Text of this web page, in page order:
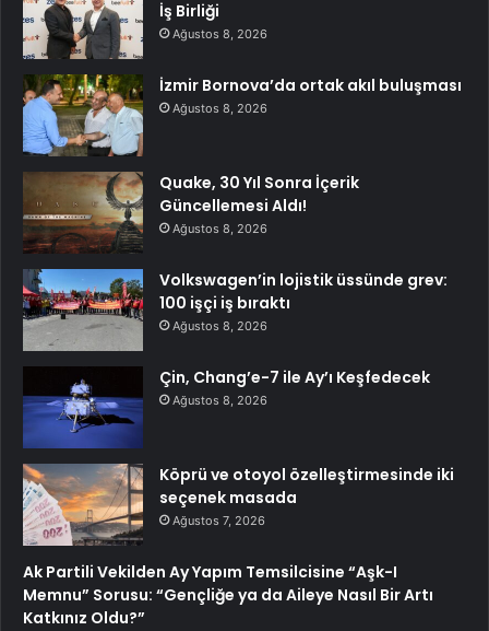
İş Birliği
Ağustos 8, 2026
İzmir Bornova’da ortak akıl buluşması
Ağustos 8, 2026
Quake, 30 Yıl Sonra İçerik
Güncellemesi Aldı!
Ağustos 8, 2026
Volkswagen’in lojistik üssünde grev:
100 işçi iş bıraktı
Ağustos 8, 2026
Çin, Chang’e-7 ile Ay’ı Keşfedecek
Ağustos 8, 2026
Köprü ve otoyol özelleştirmesinde iki
seçenek masada
Ağustos 7, 2026
Ak Partili Vekilden Ay Yapım Temsilcisine “Aşk-I
Memnu” Sorusu: “Gençliğe ya da Aileye Nasıl Bir Artı
Katkınız Oldu?”